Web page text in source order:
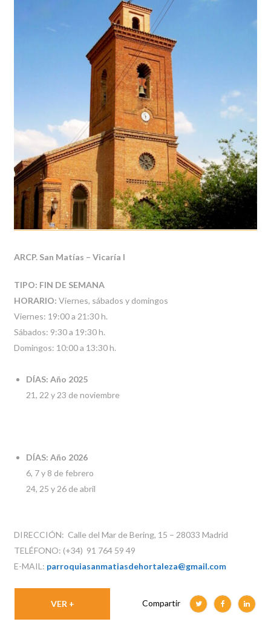
ARCP. San Matías – Vicaría I
TIPO: FIN DE SEMANA
HORARIO: Viernes, sábados y domingos
Viernes: 19:00 a 21:30 h.
Sábados: 9:30 a 19:30 h.
Domingos: 10:00 a 13:30 h.
DÍAS: Año 2025
21, 22 y 23 de noviembre
DÍAS: Año 2026
6, 7 y 8 de febrero
24, 25 y 26 de abril
DIRECCIÓN: Calle del Mar de Bering, 15 – 28033 Madrid
TELÉFONO: (+34) 91 764 59 49
E-MAIL: parroquiasanmatiasdehortaleza@gmail.com
VER + Compartir